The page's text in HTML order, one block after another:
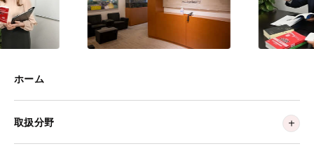
ホーム
取扱分野